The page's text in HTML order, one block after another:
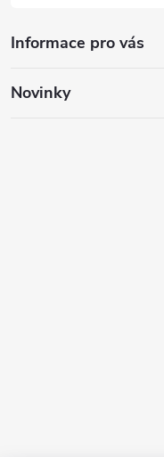
Informace pro vás
Novinky